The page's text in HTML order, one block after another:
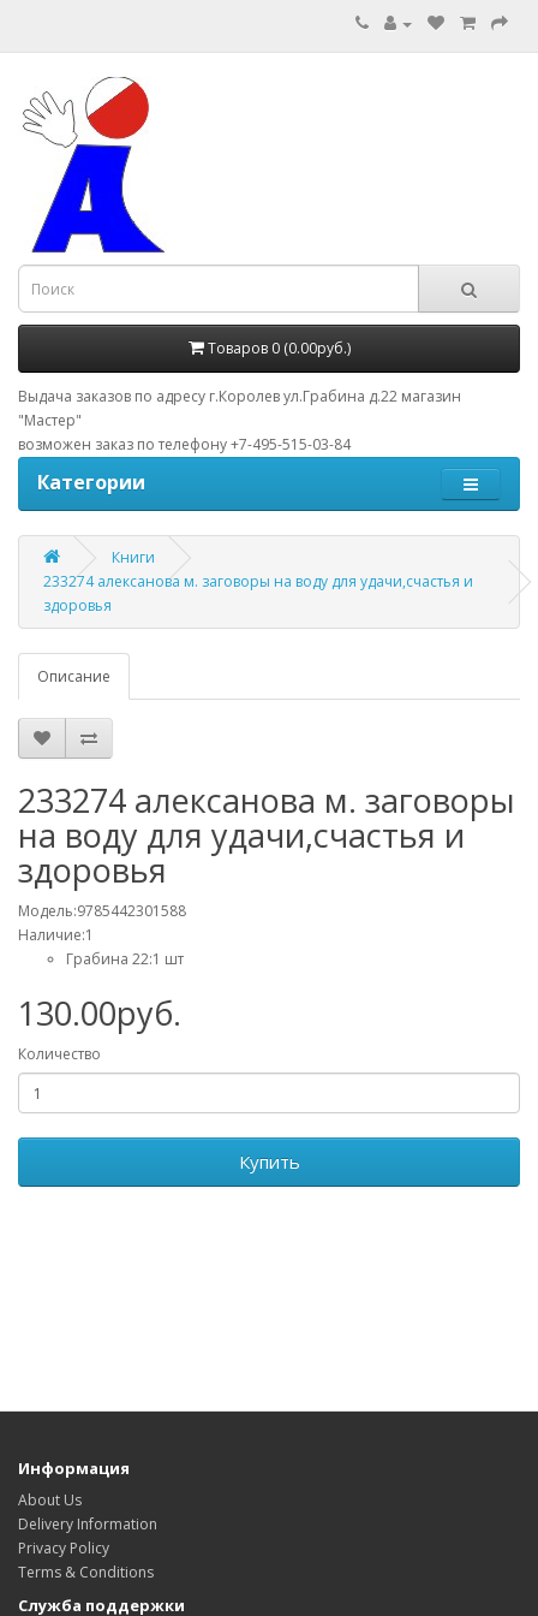
Товаров 0 (0.00руб.)
Выдача заказов по адресу г.Королев ул.Грабина д.22 магазин
"Мастер"
возможен заказ по телефону +7-495-515-03-84
Категории
Книги
233274 алексанова м. заговоры на воду для удачи,счастья и
здоровья
Описание
233274 алексанова м. заговоры
на воду для удачи,счастья и
здоровья
Модель:9785442301588
Наличие:1
Грабина 22:1 шт
130.00руб.
Количество
Купить
Информация
About Us
Delivery Information
Privacy Policy
Terms & Conditions
Служба поддержки